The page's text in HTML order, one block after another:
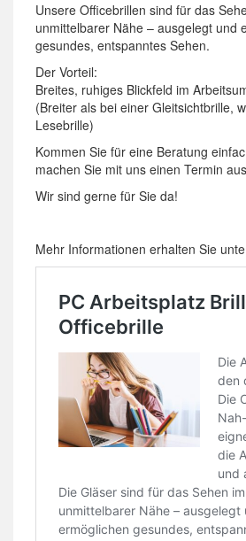
Unsere Officebrillen sind für das
unmittelbarer Nähe – ausgelegt und
gesundes, entspanntes Sehen.
Der Vorteil:
Breites, ruhiges Blickfeld im
(Breiter als bei einer Gleitsichtbrille,
Lesebrille)
Kommen Sie für eine Beratung
machen Sie mit uns einen Termin
Wir sind gerne für Sie da!
Mehr Informationen erhalten Sie